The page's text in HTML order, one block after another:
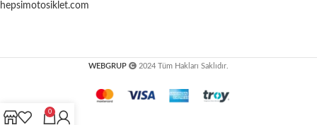
hepsimotosiklet.com
WEBGRUP 2024 Tüm Hakları Saklıdır.
0